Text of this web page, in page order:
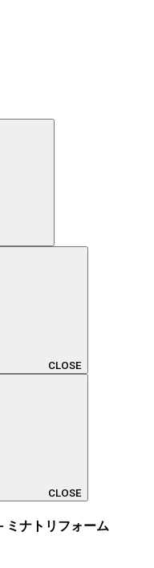
CLOSE
CLOSE
ミナトリフォーム